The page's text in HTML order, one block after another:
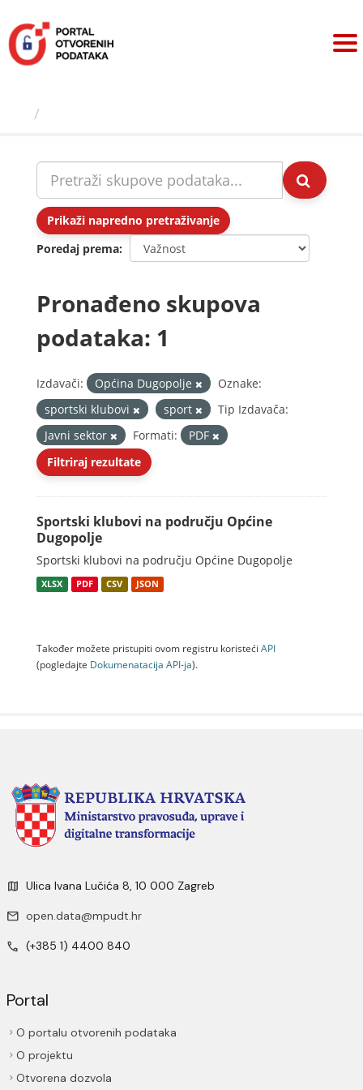
sadržaj
Prikaži napredno pretraživanje
Poredaj prema
Pronađeno skupova
podataka: 1
Izdavači: Općina Dugopolje
Oznake:
sportski klubovi
sport
Tip Izdavača:
Javni sektor
Formati:
PDF
Filtriraj rezultate
Sportski klubovi na području Općine
Dugopolje
Sportski klubovi na području Općine Dugopolje
XLSX PDF CSV JSON
Također možete pristupiti ovom registru koristeći API
(pogledajte Dokumenаtаcijа API-jа).